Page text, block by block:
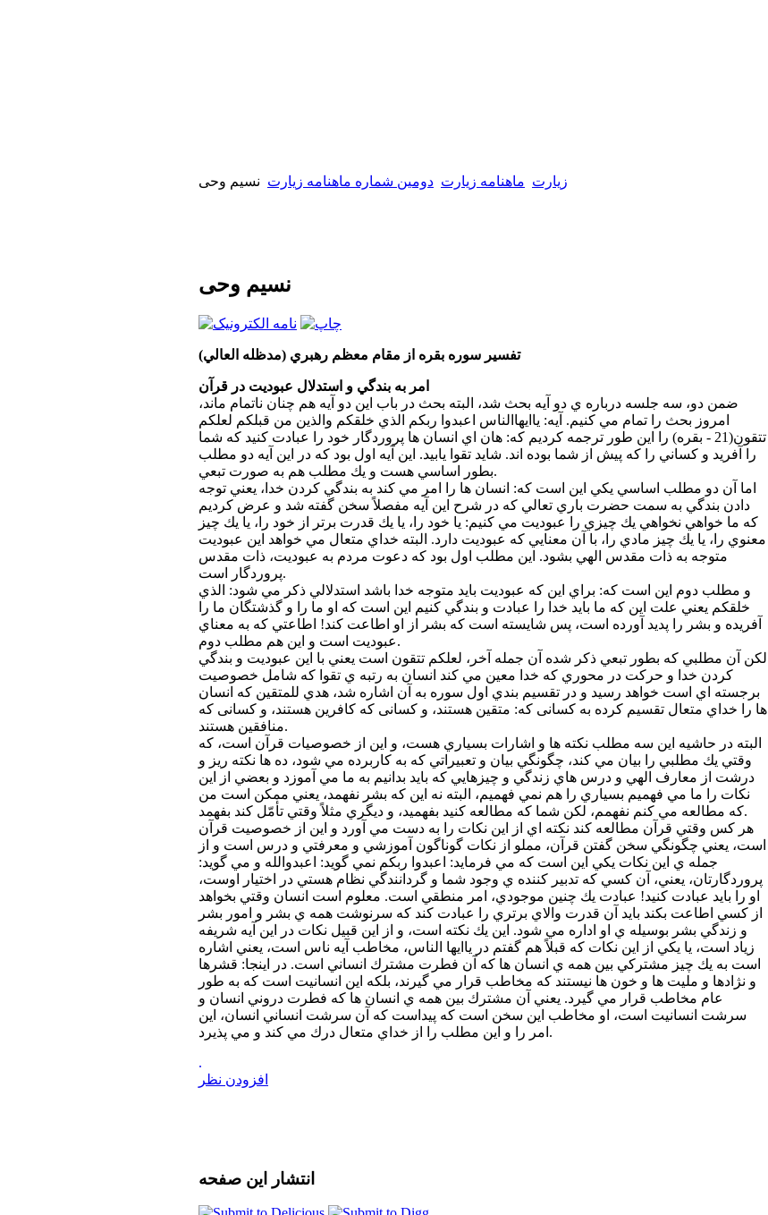
زیارت ماهنامه زیارت دومین شماره ماهنامه زیارت نسیم وحی
نسیم وحی
تفسير سوره بقره از مقام معظم رهبري (مدظله العالي)
امر به بندگي و استدلال عبوديت در قرآن
ضمن دو، سه جلسه درباره ي دو آيه بحث شد، البته بحث در باب اين دو آيه هم چنان ناتمام ماند،
امروز بحث را تمام مي كنيم. آيه: ياايهاالناس اعبدوا ربكم الذي خلقكم والذين من قبلكم لعلكم
تتقون(21 - بقره) را اين طور ترجمه كرديم كه: هان اي انسان ها پروردگار خود را عبادت كنيد كه شما
را آفريد و كساني را كه پيش از شما بوده اند. شايد تقوا يابيد. اين آيه اول بود كه در اين آيه دو مطلب
بطور اساسي هست و يك مطلب هم به صورت تبعي.
اما آن دو مطلب اساسي يكي اين است كه: انسان ها را امر مي كند به بندگي كردن خدا، يعني توجه
دادن بندگي به سمت حضرت باري تعالي كه در شرح اين آيه مفصلاً سخن گفته شد و عرض كرديم
كه ما خواهي نخواهي يك چيزي را عبوديت مي كنيم: يا خود را، يا يك قدرت برتر از خود را، يا يك چيز
معنوي را، يا يك چيز مادي را، با آن معنايي كه عبوديت دارد. البته خداي متعال مي خواهد اين عبوديت
متوجه به ذات مقدس الهي بشود. اين مطلب اول بود كه دعوت مردم به عبوديت، ذات مقدس
پروردگار است.
و مطلب دوم اين است كه: براي اين كه عبوديت بايد متوجه خدا باشد استدلالي ذكر مي شود: الذي
خلقكم يعني علت اين كه ما بايد خدا را عبادت و بندگي كنيم اين است كه او ما را و گذشتگان ما را
آفريده و بشر را پديد آورده است، پس شايسته است كه بشر از او اطاعت كند! اطاعتي كه به معناي
عبوديت است و اين هم مطلب دوم.
لكن آن مطلبي كه بطور تبعي ذكر شده آن جمله آخر، لعلكم تتقون است يعني با اين عبوديت و بندگي
كردن خدا و حركت در محوري كه خدا معين مي كند انسان به رتبه ي تقوا كه شامل خصوصيت
برجسته اي است خواهد رسيد و در تقسيم بندي اول سوره به آن اشاره شد، هدي للمتقين كه انسان
ها را خداي متعال تقسيم كرده به كسانی كه: متقين هستند، و كسانی كه كافرين هستند، و كسانی كه
منافقين هستند.
البته در حاشيه اين سه مطلب نكته ها و اشارات بسياري هست، و اين از خصوصيات قرآن است، كه
وقتي يك مطلبي را بيان مي كند، چگونگي بيان و تعبيراتي كه به كاربرده مي شود، ده ها نكته ريز و
درشت از معارف الهي و درس هاي زندگي و چيزهايي كه بايد بدانيم به ما مي آموزد و بعضي از اين
نكات را ما مي فهميم بسياري را هم نمي فهميم، البته نه اين كه بشر نفهمد، يعني ممكن است من
كه مطالعه مي كنم نفهمم، لكن شما كه مطالعه كنيد بفهميد، و ديگري مثلاً وقتي تأمّل كند بفهمد.
هر كس وقتي قرآن مطالعه كند نكته اي از اين نكات را به دست مي آورد و اين از خصوصيت قرآن
است، يعني چگونگي سخن گفتن قرآن، مملو از نكات گوناگون آموزشي و معرفتي و درس است و از
جمله ي اين نكات يكي اين است كه مي فرمايد: اعبدوا ربكم نمي گويد: اعبدوالله و مي گويد:
پروردگارتان، يعني، آن كسي كه تدبير كننده ي وجود شما و گردانندگي نظام هستي در اختيار اوست،
او را بايد عبادت كنيد! عبادت يك چنين موجودي، امر منطقي است. معلوم است انسان وقتي بخواهد
از كسي اطاعت بكند بايد آن قدرت والاي برتري را عبادت كند كه سرنوشت همه ي بشر و امور بشر
و زندگي بشر بوسيله ي او اداره مي شود. اين يك نكته است، و از اين قبيل نكات در اين آيه شريفه
زياد است، يا يكي از اين نكات كه قبلاً هم گفتم در ياايها الناس، مخاطب آيه ناس است، يعني اشاره
است به يك چيز مشتركي بين همه ي انسان ها كه آن فطرت مشترك انساني است. در اينجا: قشرها
و نژادها و مليت ها و خون ها نيستند كه مخاطب قرار مي گيرند، بلكه اين انسانيت است كه به طور
عام مخاطب قرار مي گيرد. يعني آن مشترك بين همه ي انسان ها كه فطرت دروني انسان و
سرشت انسانيت است، او مخاطب اين سخن است كه پيداست كه آن سرشت انساني انسان، اين
امر را و اين مطلب را از خداي متعال درك مي كند و مي پذيرد.
.
افزودن نظر
انتشار این صفحه